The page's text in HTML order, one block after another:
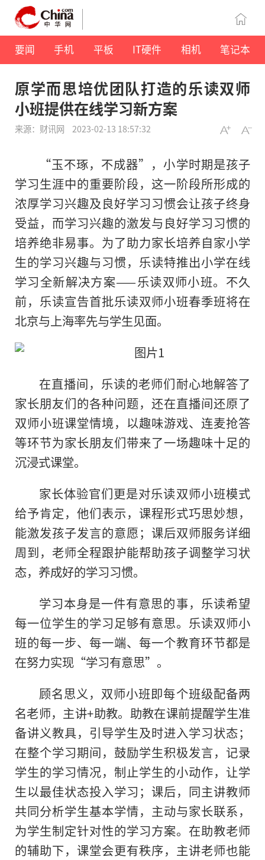
要闻 手机 平板 IT硬件 相机 笔记本
原学而思培优团队打造的乐读双师
小班提供在线学习新方案
来源：财讯网 2023-02-13 18:57:32
“玉不琢，不成器”，小学时期是孩子
学习生涯中的重要阶段，这一阶段所形成的
浓厚学习兴趣及良好学习习惯会让孩子终身
受益，而学习兴趣的激发与良好学习习惯的
培养绝非易事。为了助力家长培养自家小学
生的学习兴趣与习惯，乐读特推出小学在线
学习全新解决方案——乐读双师小班。不久
前，乐读宣告首批乐读双师小班春季班将在
北京与上海率先与学生见面。
在直播间，乐读的老师们耐心地解答了
家长朋友们的各种问题，还在直播间还原了
双师小班课堂情境，以趣味游戏、连麦抢答
等环节为家长朋友们带来了一场趣味十足的
沉浸式课堂。
家长体验官们更是对乐读双师小班模式
给予肯定，他们表示，课程形式巧思妙想，
能激发孩子发言的意愿；课后双师服务详细
周到，老师全程跟护能帮助孩子调整学习状
态，养成好的学习习惯。
学习本身是一件有意思的事，乐读希望
每一位学生的学习足够有意思。乐读双师小
班的每一步、每一端、每一个教育环节都是
在努力实现“学习有意思”。
顾名思义，双师小班即每个班级配备两
名老师，主讲+助教。助教在课前提醒学生准
备讲义教具，引导学生及时进入学习状态；
在整个学习期间，鼓励学生积极发言，记录
学生的学习情况，制止学生的小动作，让学
生以最佳状态投入学习；课后，同主讲教师
共同分析学生基本学情，主动与家长联系，
为学生制定针对性的学习方案。在助教老师
的辅助下，课堂会更有秩序，主讲老师也能